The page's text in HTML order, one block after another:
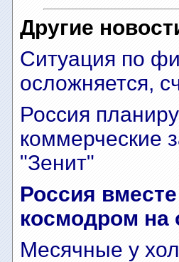
Другие
Ситуация по
осложняется,
Россия
коммерческие
"Зенит"
Россия
космодром на
Месячные у